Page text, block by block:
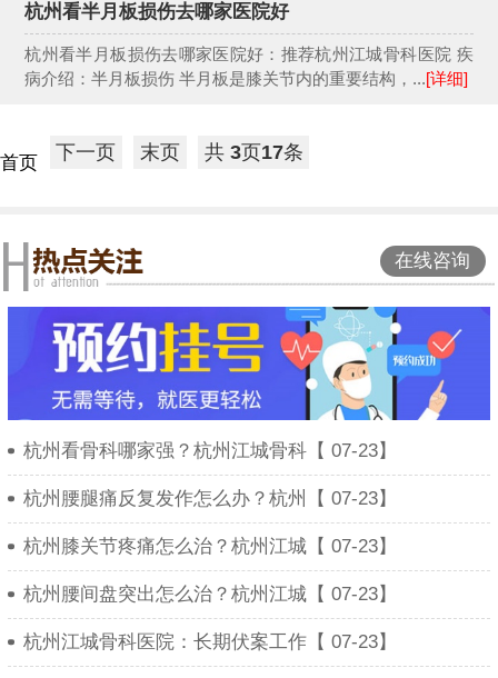
杭州看半月板损伤去哪家医院好
杭州看半月板损伤去哪家医院好：推荐杭州江城骨科医院 疾
病介绍：半月板损伤 半月板是膝关节内的重要结构，...[详细]
首页 下一页 末页 共 3页17条
在线咨询
杭州看骨科哪家强？杭州江城骨科【 07-23】
杭州腰腿痛反复发作怎么办？杭州【 07-23】
杭州膝关节疼痛怎么治？杭州江城【 07-23】
杭州腰间盘突出怎么治？杭州江城【 07-23】
杭州江城骨科医院：长期伏案工作【 07-23】